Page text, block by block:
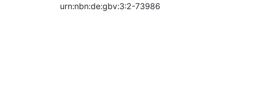
urn:nbn:de:gbv:3:2-73986